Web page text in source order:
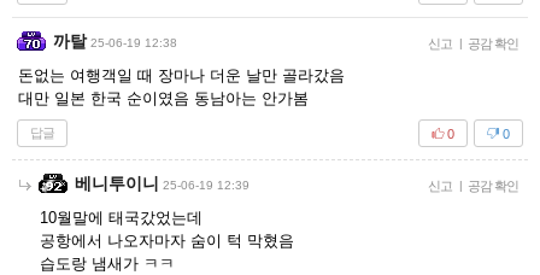
까탈 25-06-19 12:38 신고 | 공감 확인
돈없는 여행객일 때 장마나 더운 날만 골라갔음
대만 일본 한국 순이였음 동남아는 안가봄
답글 0
0
베니투이니 25-06-19 12:39 신고 | 공감 확인
10월말에 태국갔었는데
공항에서 나오자마자 숨이 턱 막혔음
습도랑 냄새가 ㅋㅋ